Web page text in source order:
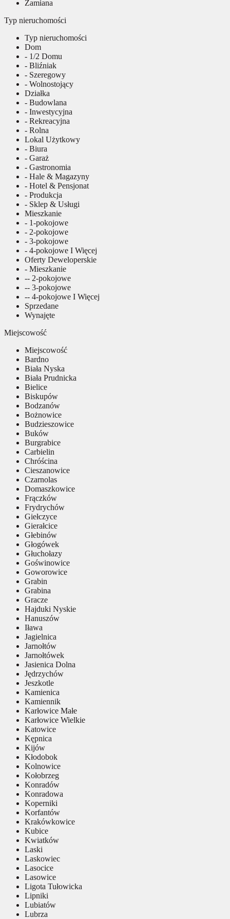
Zamiana
Typ nieruchomości
Typ nieruchomości
Dom
- 1/2 Domu
- Bliźniak
- Szeregowy
- Wolnostojący
Działka
- Budowlana
- Inwestycyjna
- Rekreacyjna
- Rolna
Lokal Użytkowy
- Biura
- Garaż
- Gastronomia
- Hale & Magazyny
- Hotel & Pensjonat
- Produkcja
- Sklep & Usługi
Mieszkanie
- 1-pokojowe
- 2-pokojowe
- 3-pokojowe
- 4-pokojowe I Więcej
Oferty Deweloperskie
- Mieszkanie
-- 2-pokojowe
-- 3-pokojowe
-- 4-pokojowe I Więcej
Sprzedane
Wynajęte
Miejscowość
Miejscowość
Bardno
Biała Nyska
Biała Prudnicka
Bielice
Biskupów
Bodzanów
Bożnowice
Budzieszowice
Buków
Burgrabice
Carbielin
Chróścina
Cieszanowice
Czarnolas
Domaszkowice
Frączków
Frydrychów
Giełczyce
Gierałcice
Głebinów
Głogówek
Głuchołazy
Goświnowice
Goworowice
Grabin
Grabina
Gracze
Hajduki Nyskie
Hanuszów
Iława
Jagielnica
Jarnołtów
Jarnołtówek
Jasienica Dolna
Jędrzychów
Jeszkotle
Kamienica
Kamiennik
Karłowice Małe
Karłowice Wielkie
Katowice
Kępnica
Kijów
Kłodobok
Kolnowice
Kołobrzeg
Konradów
Konradowa
Koperniki
Korfantów
Krakówkowice
Kubice
Kwiatków
Laski
Laskowiec
Lasocice
Lasowice
Ligota Tułowicka
Lipniki
Lubiatów
Lubrza